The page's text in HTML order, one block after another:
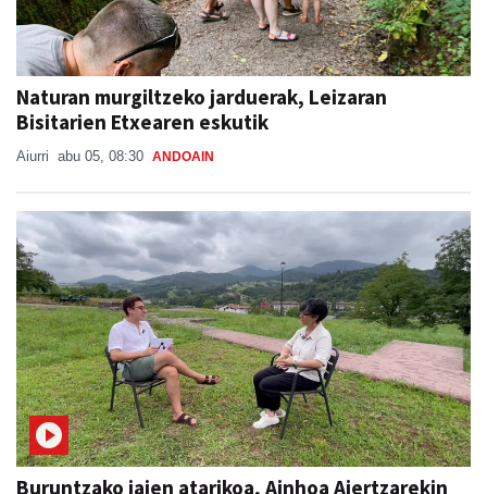
Naturan murgiltzeko jarduerak, Leizaran
Bisitarien Etxearen eskutik
Aiurri abu 05, 08:30 ANDOAIN
Buruntzako jaien atarikoa, Ainhoa Aiertzarekin